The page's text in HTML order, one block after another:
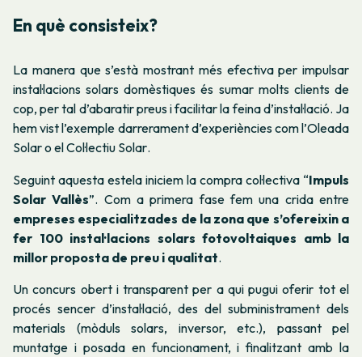
En què consisteix?
La manera que s’està mostrant més efectiva per impulsar
instal·lacions solars domèstiques és sumar molts clients de
cop, per tal d’abaratir preus i facilitar la feina d’instal·lació. Ja
hem vist l’exemple darrerament d’experiències com l’Oleada
Solaro elCol·lectiu Solar.
Seguint aquesta estela iniciem la compra col·lectiva “Impuls
Solar Vallès”. Com a primera fase fem una crida entre
empreses especialitzades de la zona que s’ofereixin a
fer 100 instal·lacions solars fotovoltaiques amb la
millor proposta de preu i qualitat.
Un concurs obert i transparent per a qui pugui oferir tot el
procés sencer d’instal·lació, des del subministrament dels
materials (mòduls solars, inversor, etc.), passant pel
muntatge i posada en funcionament, i finalitzant amb la